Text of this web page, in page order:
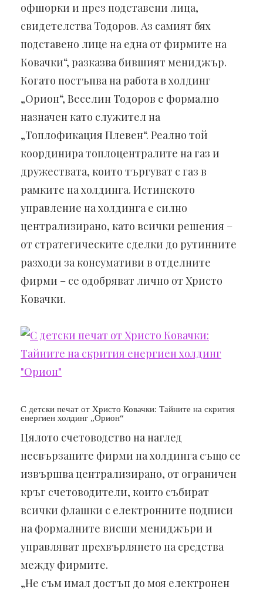
офшорки и през подставени лица,
свидетелства Тодоров. Аз самият бях
подставено лице на една от фирмите на
Ковачки“, разказва бившият мениджър.
Когато постъпва на работа в холдинг
„Орион“, Веселин Тодоров е формално
назначен като служител на
„Топлофикация Плевен“. Реално той
координира топлоцентралите на газ и
дружествата, които търгуват с газ в
рамките на холдинга. Истинското
управление на холдинга е силно
централизирано, като всички решения –
от стратегическите сделки до рутинните
разходи за консумативи в отделните
фирми – се одобряват лично от Христо
Ковачки.
С детски печат от Христо Ковачки: Тайните на скрития
енергиен холдинг „Орион“
Цялото счетоводство на наглед
несвързаните фирми на холдинга също се
извършва централизирано, от ограничен
кръг счетоводители, които събират
всички флашки с електронните подписи
на формалните висши мениджъри и
управляват прехвърлянето на средства
между фирмите.
„Не съм имал достъп до моя електронен